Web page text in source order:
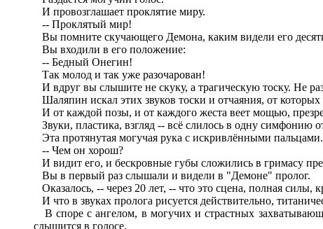
И провозглашает проклятие миру.
-- Проклятый мир!
Вы помните скучающего Демона, каким видели его
Вы входили в его положение:
-- Бедный Онегин!
Так молод и так уже разочарован!
И вдруг вы слышите не скуку, а трагическую тоску. Не
Шаляпин искал этих звуков тоски и отчаяния, от
И от каждой позы, и от каждого жеста веет мощью,
Звуки, пластика, взгляд -- всё слилось в одну симфонию
Эта протянутая могучая рука с искривлёнными
-- Чем он хорош?
И видит его, и бескровные губы сложились в гримасу
Вы в первый раз слышали и видели в "Демоне" пролог.
Оказалось, -- через 20 лет, -- что это сцена, полная силы,
И что в звуках пролога рисуется действительно,
В споре с ангелом, в могучих и страстных
слышится в голосе.